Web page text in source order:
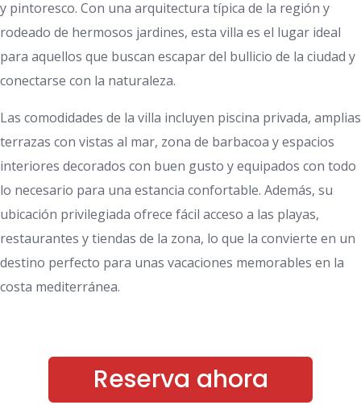
y pintoresco. Con una arquitectura típica de la región y
rodeado de hermosos jardines, esta villa es el lugar ideal
para aquellos que buscan escapar del bullicio de la ciudad y
conectarse con la naturaleza.
Las comodidades de la villa incluyen piscina privada, amplias
terrazas con vistas al mar, zona de barbacoa y espacios
interiores decorados con buen gusto y equipados con todo
lo necesario para una estancia confortable. Además, su
ubicación privilegiada ofrece fácil acceso a las playas,
restaurantes y tiendas de la zona, lo que la convierte en un
destino perfecto para unas vacaciones memorables en la
costa mediterránea.
Reserva ahora